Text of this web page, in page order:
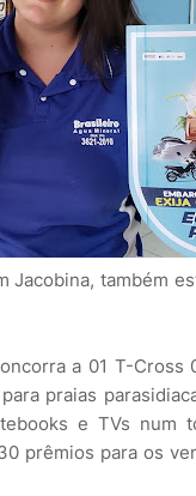
também
a 01 T-Cross
praias
e TVs
prêmios para os